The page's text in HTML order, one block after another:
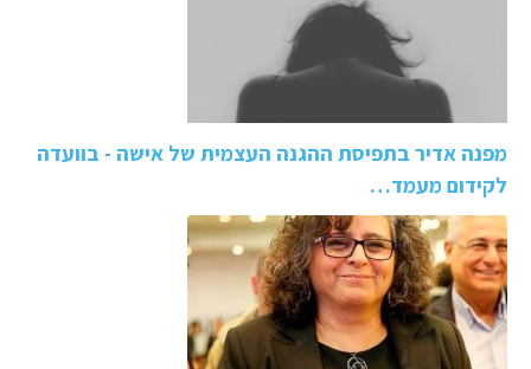
מפנה אדיר בתפיסת ההגנה העצמית של אישה - בוועדה
לקידום מעמד…